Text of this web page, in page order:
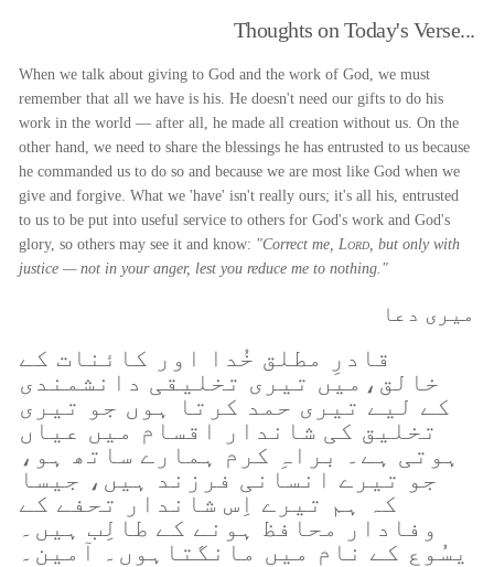
Thoughts on Today's Verse...
When we talk about giving to God and the work of God, we must
remember that all we have is his. He doesn't need our gifts to do his
work in the world — after all, he made all creation without us. On the
other hand, we need to share the blessings he has entrusted to us because
he commanded us to do so and because we are most like God when we
give and forgive. What we 'have' isn't really ours; it's all his, entrusted
to us to be put into useful service to others for God's work and God's
glory, so others may see it and know: "Correct me,Lord, but only with
justice — not in your anger, lest you reduce me to nothing."
میری دعا
قادرِ مطلق خُدا اور کائنات کے
خالق،میں تیری تخلیقی دانشمندی
کے لیے تیری حمد کرتا ہوں جو تیری
تخلیق کی شاندار اقسام میں عیاں
ہوتی ہے۔ براہِ کرم ہمارے ساتھ ہو،
جو تیرے انسانی فرزند ہیں، جیسا
کہ ہم تیرے اِس شاندار تحفے کے
وفادار محافظ ہونے کے طالِب ہیں۔
یسُوع کے نام میں مانگتاہوں۔ آمین۔